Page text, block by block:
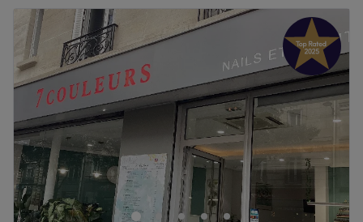
Mardi
11:00
20:00
Mercredi
20:00
Jeudi
11:00 –20:00
Vendredi
11:00
20:00
Samedi
11:00–20:00
Dimanche
11:00– 20:00
Bienvenue chez B zen Thai Spa situé dans le 1er
arrondissement de Paris. Oubliez vos soucis du quotidien
et prenez le temps de reposer votre corps et votre esprit
grâce à des prestations sur mesure adaptées à vos